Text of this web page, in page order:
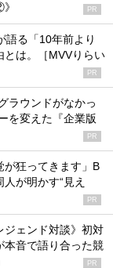
PR
語る「10年前より
とは。［MVVりらい
PR
ラウンドがなかっ
を変えた『企業版
PR
が狂ってきます」B
が明かす“見え
PR
ジェンド対談》初対
本音で語り合った競
PR